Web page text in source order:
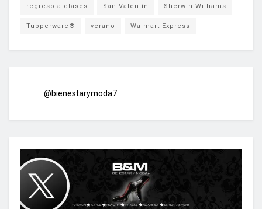
regreso a clases San Valentín Sherwin-Williams
Tupperware® verano Walmart Express
@bienestarymoda7